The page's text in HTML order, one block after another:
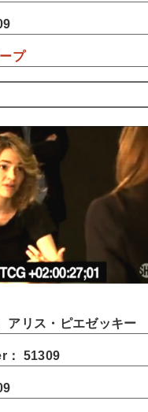
プ
アリス・ピエゼッキー
： 51309